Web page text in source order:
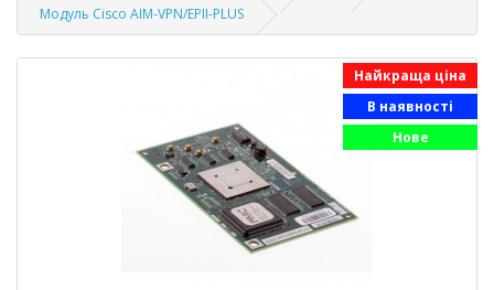
Модуль Cisco AIM-VPN/EPII-PLUS
Найкраща ціна
В наявності
Нове